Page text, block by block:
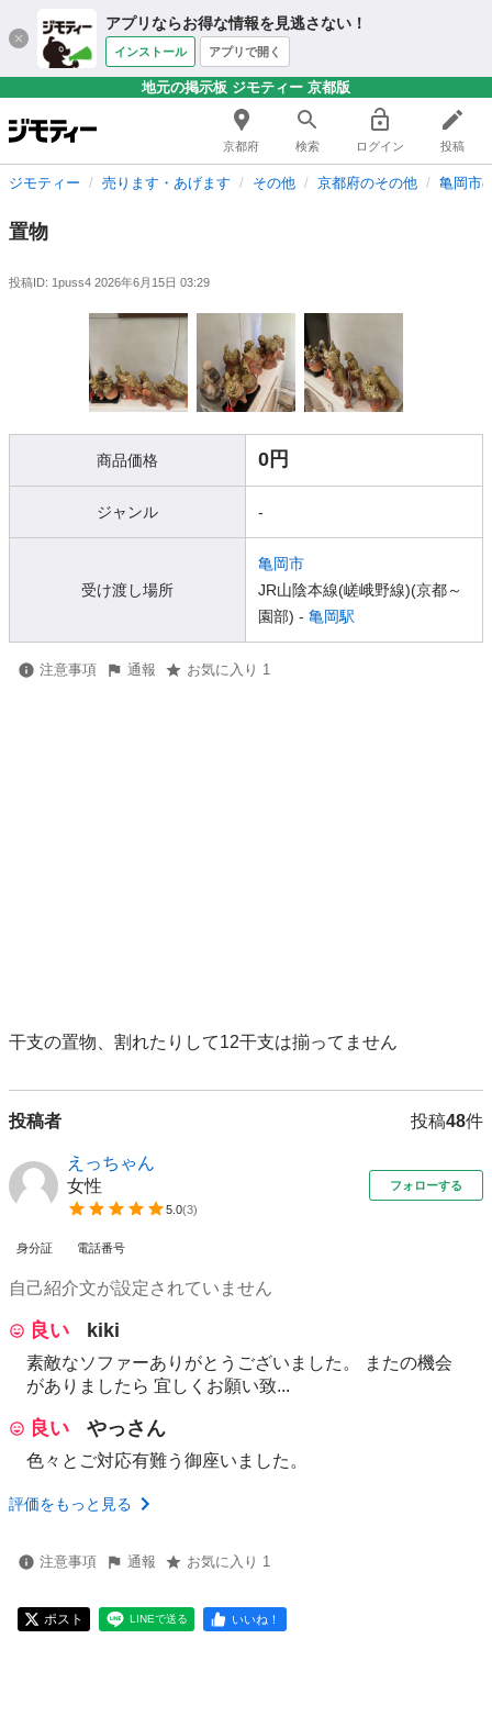
アプリならお得な情報を見逃さない！
インストール アプリで開く
地元の掲示板 ジモティー 京都版
京都府 検索 ログイン 投稿
ジモティー 売ります・あげます その他 京都府のその他 亀岡市
置物
投稿ID: 1puss4 2026年6月15日 03:29
商品価格 0円
ジャンル -
受け渡し場所
亀岡市
JR山陰本線(嵯峨野線)(京都～
園部) - 亀岡駅
注意事項 通報 お気に入り 1
干支の置物、割れたりして12干支は揃ってません
投稿者 投稿48件
えっちゃん
女性
5.0(3)
フォローする
身分証 電話番号
自己紹介文が設定されていません
良い kiki
素敵なソファーありがとうございました。 またの機会
がありましたら 宜しくお願い致...
良い やっさん
色々とご対応有難う御座いました。
評価をもっと見る
注意事項 通報 お気に入り 1
ポスト LINEで送る いいね！